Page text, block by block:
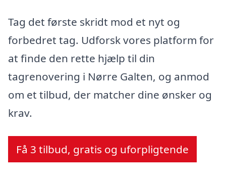
Tag det første skridt mod et nyt og
forbedret tag. Udforsk vores platform for
at finde den rette hjælp til din
tagrenovering i Nørre Galten, og anmod
om et tilbud, der matcher dine ønsker og
krav.
Få 3 tilbud, gratis og uforpligtende